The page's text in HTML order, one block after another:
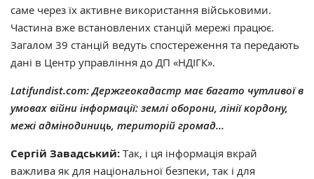
саме через їх активне використання військовими.
Частина вже встановлених станцій мережі працює.
Загалом 39 станцій ведуть спостереження та передають
дані в Центр управління до ДП «НДІГК».
Latifundist.com: Держгеокадастр має багато чутливої в
умовах війни інформації: землі оборони, лінії кордону,
межі адмінодиниць, територій громад...
Сергій Завадський: Так, і ця інформація вкрай
важлива як для національної безпеки, так і для